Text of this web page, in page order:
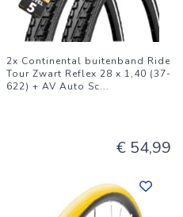
2x Continental buitenband Ride
Tour Zwart Reflex 28 x 1,40 (37-
622) + AV Auto Sc...
€ 54,99